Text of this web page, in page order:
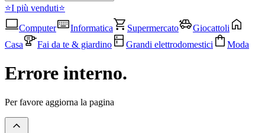
⭐I più venduti⭐
Computer
Informatica Supermercato
Giocattoli
Casa
Fai da te & giardino Grandi elettrodomestici Moda
Errore interno.
Per favore aggiorna la pagina